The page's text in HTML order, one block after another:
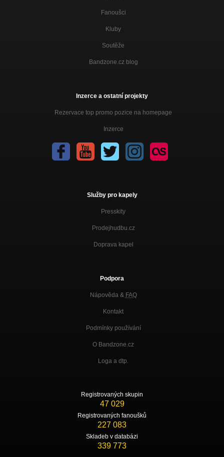
Fanoušci
Kluby
Soutěže
Bandzone.cz blog
Inzerce a ostatní projekty
Rezervace top promo pozice na homepage
Inzerce
Služby pro kapely
Presskity
Prodejhudbu.cz
Doprava kapel
Podpora
Nápověda & FAQ
Kontakt
Podmínky používání
O Bandzone.cz
Loga a dtp.
Registrovaných skupin
47 029
Registrovaných fanoušků
227 083
Skladeb v databázi
339 773